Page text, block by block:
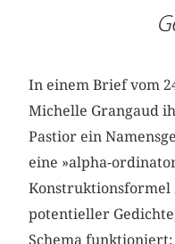
In einem Brief vom
Michelle Grangaud
Pastior ein
eine »alpha-
Konstruktionsformel
potentieller
Schema funktioniert: